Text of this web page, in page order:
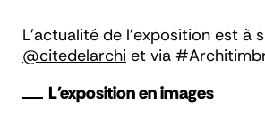
L'actualité de l'exposition est à
@citedelarchi et via
L'exposition en images